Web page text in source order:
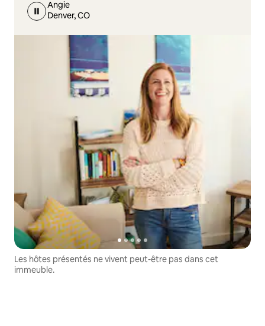
Angie
Denver, CO
Les hôtes présentés ne vivent peut-être pas dans cet
immeuble.